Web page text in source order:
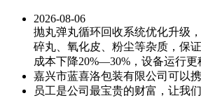
2026-08-06
抛丸弹丸循环回收系统优化升级
碎丸、氧化皮、粉尘等杂质，保
成本下降20%—30%，设备运行
嘉兴市蓝喜洛包装有限公司可以携
员工是公司最宝贵的财富，让我